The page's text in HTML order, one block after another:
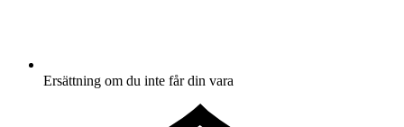
Ersättning om du inte får din vara